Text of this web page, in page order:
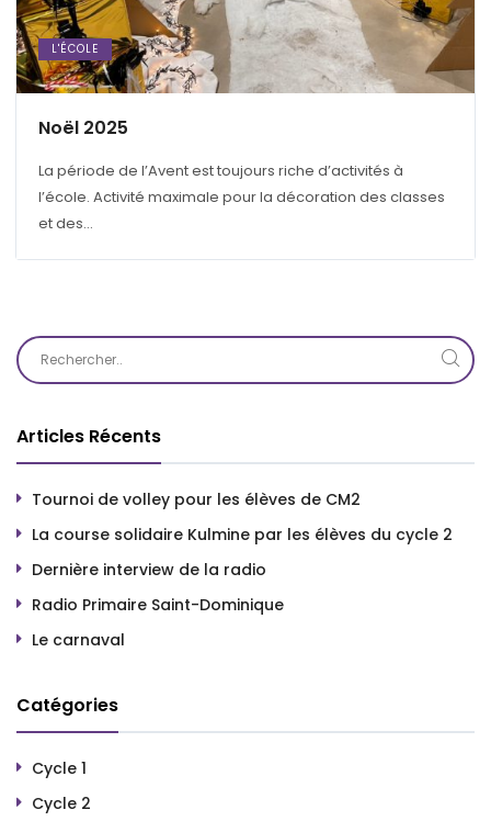
L'ÉCOLE
Noël 2025
La période de l’Avent est toujours riche d’activités à
l’école. Activité maximale pour la décoration des classes
et des...
Articles Récents
Tournoi de volley pour les élèves de CM2
La course solidaire Kulmine par les élèves du cycle 2
Dernière interview de la radio
Radio Primaire Saint-Dominique
Le carnaval
Catégories
Cycle 1
Cycle 2